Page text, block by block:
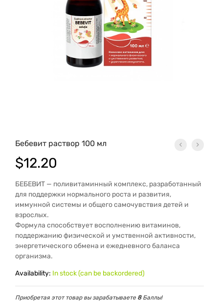
Бебевит раствор 100 мл
$12.20
БЕБЕВИТ — поливитаминный комплекс, разработанный
для поддержки нормального роста и развития,
иммунной системы и общего самочувствия детей и
взрослых.
Формула способствует восполнению витаминов,
поддержанию физической и умственной активности,
энергетического обмена и ежедневного баланса
организма.
Availability: In stock (can be backordered)
Приобретая этот товар вы зарабатываете 8Баллы!